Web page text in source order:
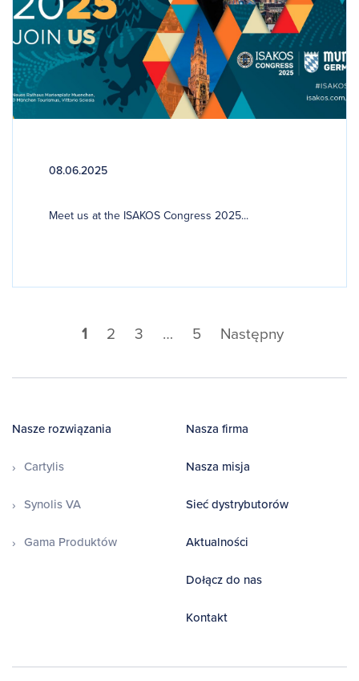
08.06.2025
Meet us at the ISAKOS Congress 2025...
1 2 3 … 5 Następny
Nasze rozwiązania
Cartylis
Synolis VA
Gama Produktów
Nasza firma
Nasza misja
Sieć dystrybutorów
Aktualności
Dołącz do nas
Kontakt